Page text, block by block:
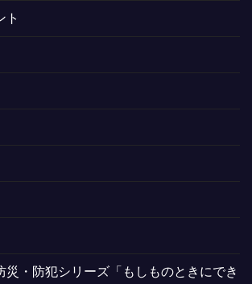
ト
災・防犯シリーズ「もしものときにでき